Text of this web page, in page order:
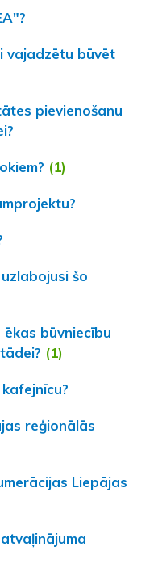
vajadzētu būvēt
pievienošanu
(1)
šo
būvniecību
(1)
reģionālās
Liepājas